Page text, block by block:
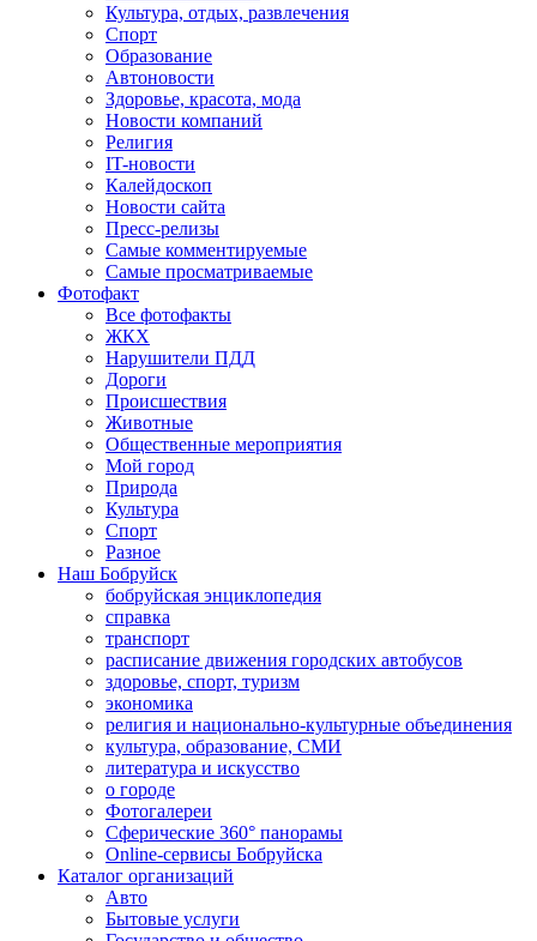
Культура, отдых, развлечения
Спорт
Образование
Автоновости
Здоровье, красота, мода
Новости компаний
Религия
IT-новости
Калейдоскоп
Новости сайта
Пресс-релизы
Самые комментируемые
Самые просматриваемые
Фотофакт
Все фотофакты
ЖКХ
Нарушители ПДД
Дороги
Происшествия
Животные
Общественные мероприятия
Мой город
Природа
Культура
Спорт
Разное
Наш Бобруйск
бобруйская энциклопедия
справка
транспорт
расписание движения городских автобусов
здоровье, спорт, туризм
экономика
религия и национально-культурные объединения
культура, образование, СМИ
литература и искусство
о городе
Фотогалереи
Сферические 360° панорамы
Online-сервисы Бобруйска
Каталог организаций
Авто
Бытовые услуги